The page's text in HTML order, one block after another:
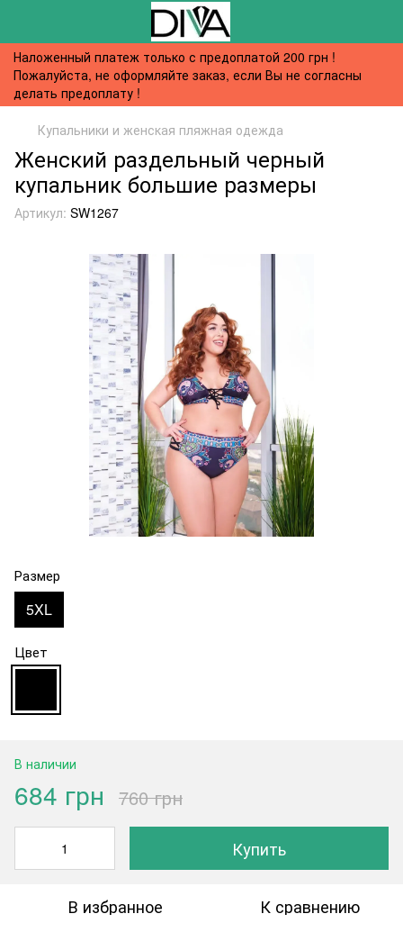
Наложенный платеж только с предоплатой 200 грн !
Пожалуйста, не оформляйте заказ, если Вы не согласны
делать предоплату !
Купальники и женская пляжная одежда
Женский раздельный черный
купальник большие размеры
Артикул: SW1267
Размер
5XL
Цвет
В наличии
684 грн 760 грн
Купить
В избранное К сравнению